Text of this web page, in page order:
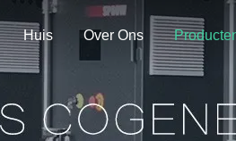
Huis Over Ons